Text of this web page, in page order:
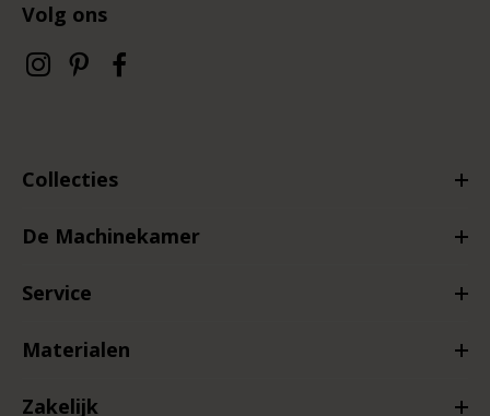
Volg ons
Collecties
De Machinekamer
Service
Materialen
Zakelijk